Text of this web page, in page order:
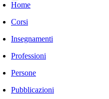
Home
Corsi
Insegnamenti
Professioni
Persone
Pubblicazioni